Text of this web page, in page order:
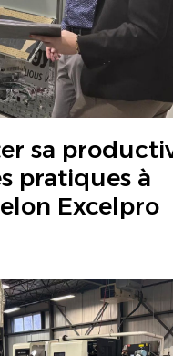
sa
pratiques à
Excelpro